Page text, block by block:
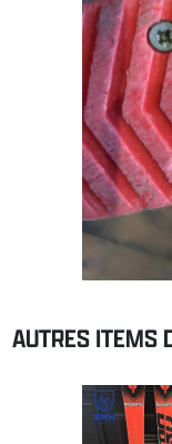
AUTRES ITEMS